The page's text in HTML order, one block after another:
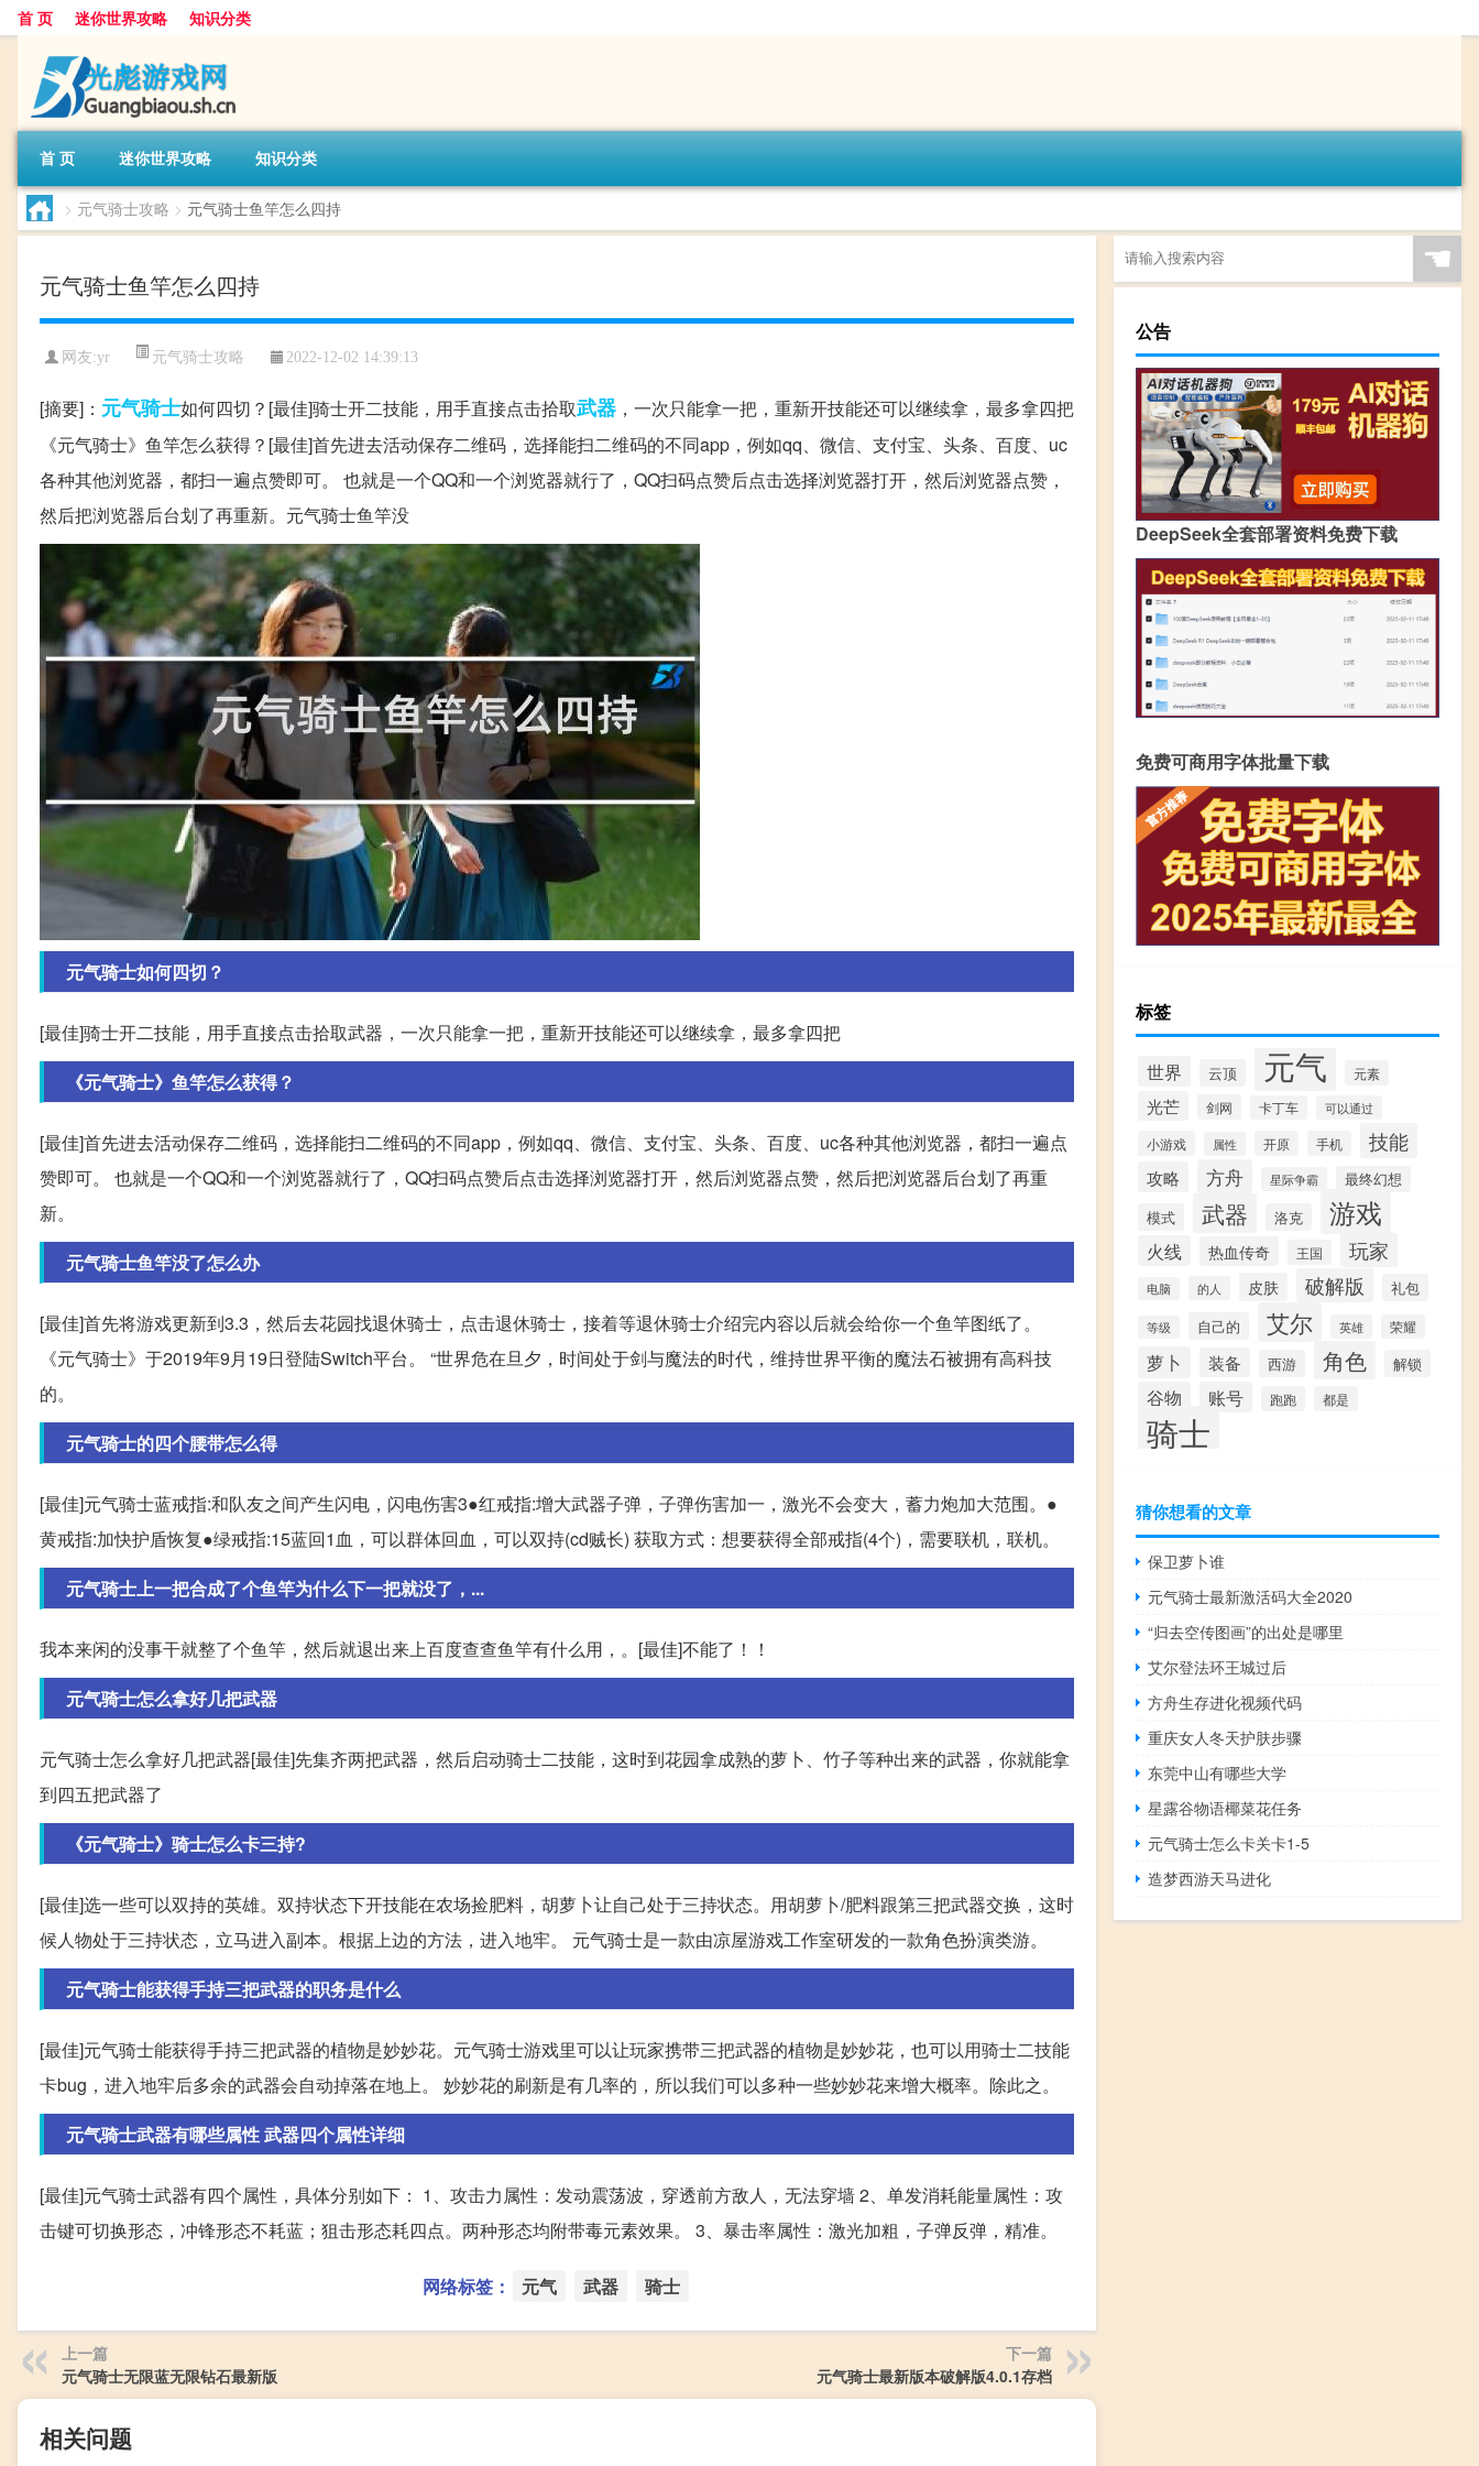
首 页 迷你世界攻略 知识分类
首 页 迷你世界攻略 知识分类
> 元气骑士攻略 > 元气骑士鱼竿怎么四持
元气骑士鱼竿怎么四持
网友:yr 元气骑士攻略 2022-12-02 14:39:13
[摘要]： 元气骑士如何四切？[最佳]骑士开二技能，用手直接点击拾取武器 ，一次只能拿一把，重新开技能还可以继续拿，最多拿四把
《元气骑士》鱼竿怎么获得？[最佳]首先进去活动保存二维码，选择能扫二维码的不同app，例如qq、微信、支付宝、头条、百度、uc
各种其他浏览器，都扫一遍点赞即可。 也就是一个QQ和一个浏览器就行了，QQ扫码点赞后点击选择浏览器打开，然后浏览器点赞，
然后把浏览器后台划了再重新。元气骑士鱼竿没
元气骑士如何四切？
[最佳]骑士开二技能，用手直接点击拾取武器，一次只能拿一把，重新开技能还可以继续拿，最多拿四把
《元气骑士》鱼竿怎么获得？
[最佳]首先进去活动保存二维码，选择能扫二维码的不同app，例如qq、微信、支付宝、头条、百度、uc各种其他浏览器，都扫一遍点
赞即可。 也就是一个QQ和一个浏览器就行了，QQ扫码点赞后点击选择浏览器打开，然后浏览器点赞，然后把浏览器后台划了再重
新。
元气骑士鱼竿没了怎么办
[最佳]首先将游戏更新到3.3，然后去花园找退休骑士，点击退休骑士，接着等退休骑士介绍完内容以后就会给你一个鱼竿图纸了。
《元气骑士》于2019年9月19日登陆Switch平台。 “世界危在旦夕，时间处于剑与魔法的时代，维持世界平衡的魔法石被拥有高科技
的。
元气骑士的四个腰带怎么得
[最佳]元气骑士蓝戒指:和队友之间产生闪电，闪电伤害3●红戒指:增大武器子弹，子弹伤害加一，激光不会变大，蓄力炮加大范围。●
黄戒指:加快护盾恢复●绿戒指:15蓝回1血，可以群体回血，可以双持(cd贼长) 获取方式：想要获得全部戒指(4个)，需要联机，联机。
元气骑士上一把合成了个鱼竿为什么下一把就没了，...
我本来闲的没事干就整了个鱼竿，然后就退出来上百度查查鱼竿有什么用，。[最佳]不能了！！
元气骑士怎么拿好几把武器
元气骑士怎么拿好几把武器[最佳]先集齐两把武器，然后启动骑士二技能，这时到花园拿成熟的萝卜、竹子等种出来的武器，你就能拿
到四五把武器了
《元气骑士》骑士怎么卡三持?
[最佳]选一些可以双持的英雄。双持状态下开技能在农场捡肥料，胡萝卜让自己处于三持状态。用胡萝卜/肥料跟第三把武器交换，这时
候人物处于三持状态，立马进入副本。根据上边的方法，进入地牢。 元气骑士是一款由凉屋游戏工作室研发的一款角色扮演类游。
元气骑士能获得手持三把武器的职务是什么
[最佳]元气骑士能获得手持三把武器的植物是妙妙花。元气骑士游戏里可以让玩家携带三把武器的植物是妙妙花，也可以用骑士二技能
卡bug，进入地牢后多余的武器会自动掉落在地上。 妙妙花的刷新是有几率的，所以我们可以多种一些妙妙花来增大概率。除此之。
元气骑士武器有哪些属性 武器四个属性详细
[最佳]元气骑士武器有四个属性，具体分别如下： 1、攻击力属性：发动震荡波，穿透前方敌人，无法穿墙 2、单发消耗能量属性：攻
击键可切换形态，冲锋形态不耗蓝；狙击形态耗四点。两种形态均附带毒元素效果。 3、暴击率属性：激光加粗，子弹反弹，精准。
网络标签： 元气 武器 骑士
上一篇
元气骑士无限蓝无限钻石最新版
下一篇
元气骑士最新版本破解版4.0.1存档
相关问题
☚
公告
DeepSeek全套部署资料免费下载
免费可商用字体批量下载
标签
世界 云顶 元气 元素
光芒 剑网 卡丁车 可以通过
小游戏 属性 开原 手机 技能
攻略 方舟 星际争霸 最终幻想
模式 武器 洛克 游戏
火线 热血传奇 王国 玩家
电脑 的人 皮肤 破解版 礼包
等级 自己的 艾尔 英雄 荣耀
萝卜 装备 西游 角色 解锁
谷物 账号 跑跑 都是
骑士
猜你想看的文章
保卫萝卜谁
元气骑士最新激活码大全2020
“归去空传图画”的出处是哪里
艾尔登法环王城过后
方舟生存进化视频代码
重庆女人冬天护肤步骤
东莞中山有哪些大学
星露谷物语椰菜花任务
元气骑士怎么卡关卡1-5
造梦西游天马进化